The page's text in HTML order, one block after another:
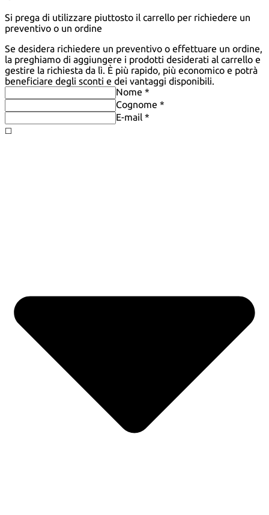
Si prega di utilizzare piuttosto il carrello per richiedere un
preventivo o un ordine
Se desidera richiedere un preventivo o effettuare un ordine,
la preghiamo di aggiungere i prodotti desiderati al carrello e
gestire la richiesta da lì. È più rapido, più economico e potrà
beneficiare degli sconti e dei vantaggi disponibili.
Nome *
Cognome *
E-mail *
◻️